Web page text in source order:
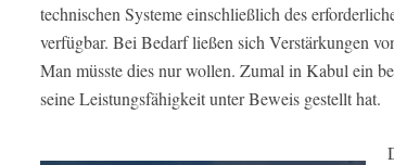
technischen Systeme einschließlich des
verfügbar. Bei Bedarf ließen sich Verstärkungen
Man müsste dies nur wollen. Zumal in Kabul ein
seine Leistungsfähigkeit unter Beweis gestellt hat.